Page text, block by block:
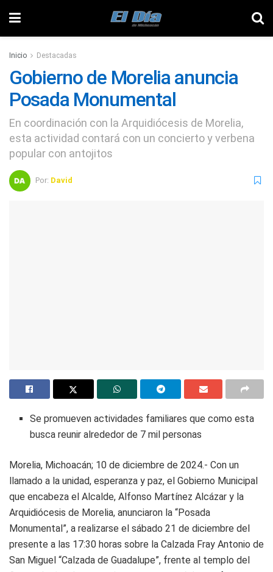
Inicio Destacadas
Gobierno de Morelia anuncia
Posada Monumental
En coordinación con la Arquidiócesis de Morelia,
esta actividad contará con un concierto y verbena
popular con antojitos
Por: David
Se promueven actividades familiares que como esta
busca reunir alrededor de 7 mil personas
Morelia, Michoacán; 10 de diciembre de 2024.- Con un
llamado a la unidad, esperanza y paz, el Gobierno Municipal
que encabeza el Alcalde, Alfonso Martínez Alcázar y la
Arquidiócesis de Morelia, anunciaron la “Posada
Monumental”, a realizarse el sábado 21 de diciembre del
presente a las 17:30 horas sobre la Calzada Fray Antonio de
San Miguel “Calzada de Guadalupe”, frente al templo del